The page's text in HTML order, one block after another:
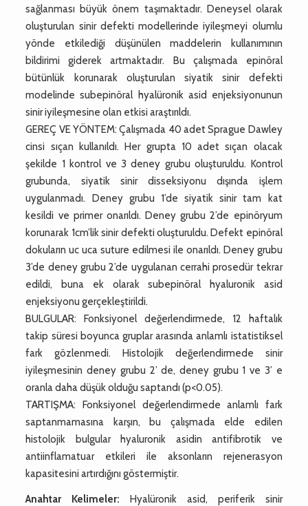
sağlanması büyük önem taşımaktadır. Deneysel olarak
oluşturulan sinir defekti modellerinde iyileşmeyi olumlu
yönde etkilediği düşünülen maddelerin kullanımının
bildirimi giderek artmaktadır. Bu çalışmada epinöral
bütünlük korunarak oluşturulan siyatik sinir defekti
modelinde subepinöral hyalüronik asid enjeksiyonunun
sinir iyileşmesine olan etkisi araştırıldı.
GEREÇ VE YÖNTEM: Çalışmada 40 adet Sprague Dawley
cinsi sıçan kullanıldı. Her grupta 10 adet sıçan olacak
şekilde 1 kontrol ve 3 deney grubu oluşturuldu. Kontrol
grubunda, siyatik sinir disseksiyonu dışında işlem
uygulanmadı. Deney grubu 1’de siyatik sinir tam kat
kesildi ve primer onarıldı. Deney grubu 2’de epinöryum
korunarak 1cm’lik sinir defekti oluşturuldu. Defekt epinöral
dokuların uc uca suture edilmesi ile onarıldı. Deney grubu
3’de deney grubu 2’de uygulanan cerrahi prosedür tekrar
edildi, buna ek olarak subepinöral hyaluronik asid
enjeksiyonu gerçekleştirildi.
BULGULAR: Fonksiyonel değerlendirmede, 12 haftalık
takip süresi boyunca gruplar arasında anlamlı istatistiksel
fark gözlenmedi. Histolojik değerlendirmede sinir
iyileşmesinin deney grubu 2’ de, deney grubu 1 ve 3’ e
oranla daha düşük olduğu saptandı (p<0.05).
TARTIŞMA: Fonksiyonel değerlendirmede anlamlı fark
saptanmamasına karşın, bu çalışmada elde edilen
histolojik bulgular hyaluronik asidin antifibrotik ve
antiinflamatuar etkileri ile aksonların rejenerasyon
kapasitesini artırdığını göstermiştir.
Anahtar Kelimeler: Hyalüronik asid, periferik sinir